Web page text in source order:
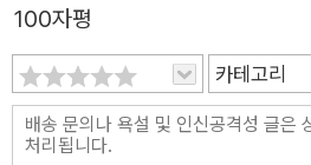
을 이겨내는 용기를 얻게 될지도 모른다. ■지금의 어린이가 공
할 수 있는, 인터넷 세계의 욕망과 어둠을 담은
은 유나가 구독자 수를 늘리고 싶어
여 주며 스토리킹 심사에서 “어린이
않는다는 사실이 무엇보다도 반가운
100자평
카테고리